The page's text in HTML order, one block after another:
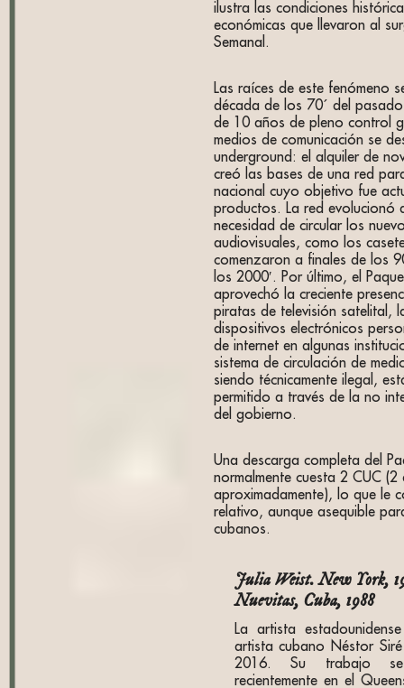
ilustra las condiciones
económicas que llevaron al
Semanal.
Las raíces de este fenómeno
década de los 70´ del
de 10 años de pleno control
medios de comunicación se
underground: el alquiler de
creó las bases de una red
nacional cuyo objetivo fue
productos. La red evolucionó
necesidad de circular los
audiovisuales, como los
comenzaron a finales de los
los 2000′. Por último, el
aprovechó la creciente
piratas de televisión satelital,
dispositivos electrónicos
de internet en algunas
sistema de circulación de
siendo técnicamente ilegal,
permitido a través de la no
del gobierno.
Una descarga completa del
normalmente cuesta 2 CUC (2
aproximadamente), lo que le
relativo, aunque asequible
cubanos.
Julia Weist. New York,
Nuevitas, Cuba, 1988
La artista
artista cubano Néstor
2016. Su trabajo
recientemente en el